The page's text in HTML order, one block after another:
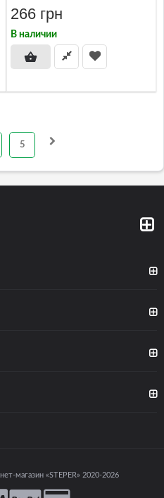
266 грн
В наличии
5
магазин «STEPER» 2020-2026